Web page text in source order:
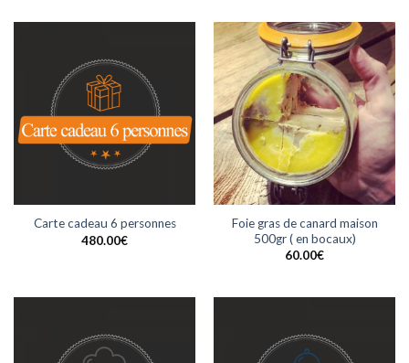
Carte cadeau 6 personnes
480.00€
Foie gras de canard maison
500gr ( en bocaux)
60.00€